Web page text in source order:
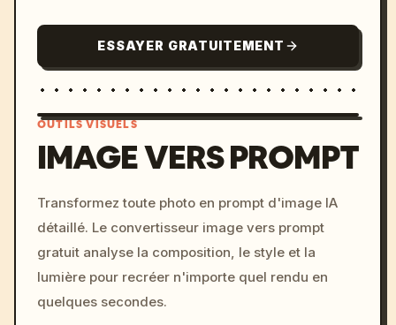
ESSAYER GRATUITEMENT
c, cyberpunk sunset, neon
colors, 8k --v 6.0
OUTILS VISUELS
IMAGE VERS PROMPT
Transformez toute photo en prompt d'image IA
détaillé. Le convertisseur image vers prompt
gratuit analyse la composition, le style et la
lumière pour recréer n'importe quel rendu en
quelques secondes.